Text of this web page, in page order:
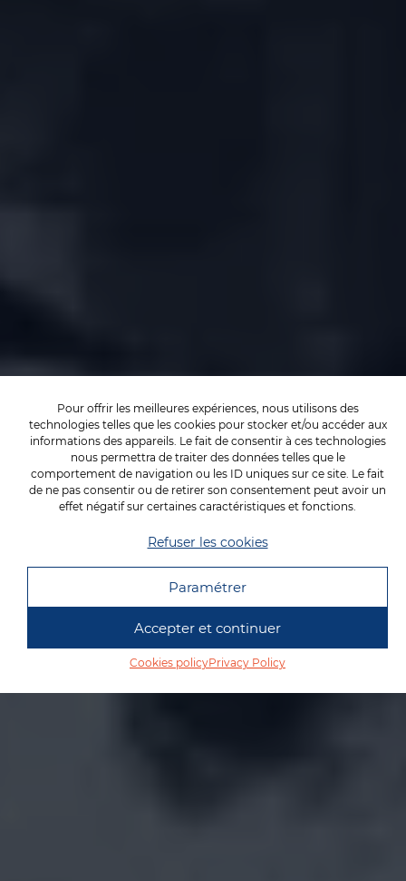
Pour offrir les meilleures expériences, nous utilisons des
technologies telles que les cookies pour stocker et/ou accéder aux
informations des appareils. Le fait de consentir à ces technologies
nous permettra de traiter des données telles que le
comportement de navigation ou les ID uniques sur ce site. Le fait
de ne pas consentir ou de retirer son consentement peut avoir un
effet négatif sur certaines caractéristiques et fonctions.
Accepter et continuer
Refuser les cookies
Paramétrer
Cookies policyPrivacy Policy
INNOVATION
FOUNDRY AND MACHINING